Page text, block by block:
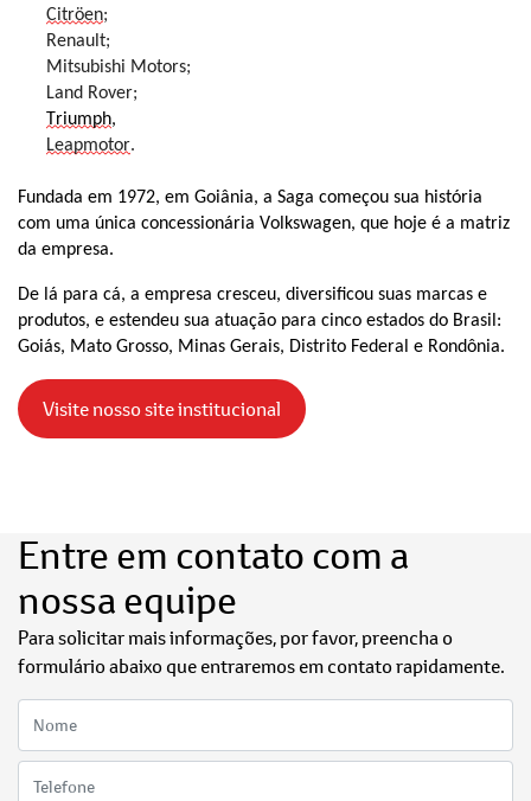
Citröen;
Renault;
Mitsubishi Motors;
Land Rover;
Triumph,
Leapmotor.
Fundada em 1972, em Goiânia, a Saga começou sua história
com uma única concessionária Volkswagen, que hoje é a matriz
da empresa.
De lá para cá, a empresa cresceu, diversificou suas marcas e
produtos, e estendeu sua atuação para cinco estados do Brasil:
Goiás, Mato Grosso, Minas Gerais, Distrito Federal e Rondônia.
Visite nosso site institucional
Entre em contato com a
nossa equipe
Para solicitar mais informações, por favor, preencha o
formulário abaixo que entraremos em contato rapidamente.